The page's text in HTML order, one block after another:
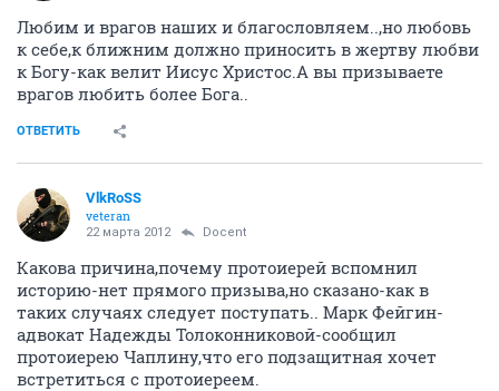
Любим и врагов наших и благословляем..,но любовь
к себе,к ближним должно приносить в жертву любви
к Богу-как велит Иисус Христос.А вы призываете
врагов любить более Бога..
ОТВЕТИТЬ
VlkRoSS
veteran
22 марта 2012 Docent
Какова причина,почему протоиерей вспомнил
историю-нет прямого призыва,но сказано-как в
таких случаях следует поступать.. Марк Фейгин-
адвокат Надежды Толоконниковой-сообщил
протоиерею Чаплину,что его подзащитная хочет
встретиться с протоиереем.